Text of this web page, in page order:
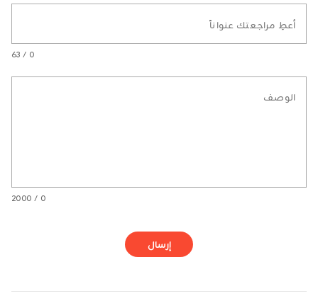
أعطِ مراجعتك عنواناً
0 / 63
الوصف
0 / 2000
إرسال